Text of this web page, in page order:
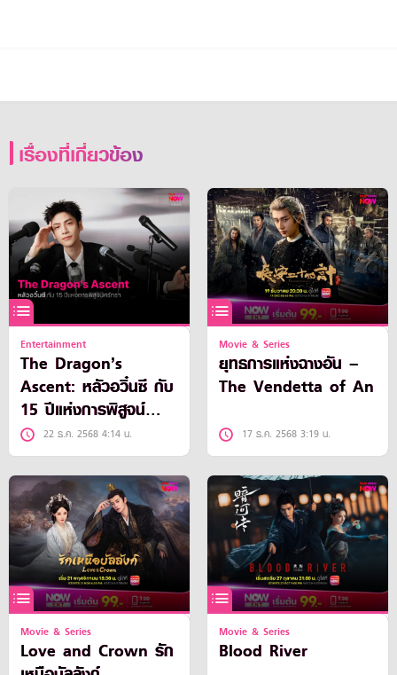
เรื่องที่เกี่ยวข้อง
Entertainment
The Dragon’s
Ascent: หลัวอวิ๋นซี กับ
15 ปีแห่งการพิสูจน์
ศรัทธา22 ธ.ค. 2568 4:14 น.
Movie & Series
ยุทธการแห่งฉางอัน –
The Vendetta of An
17 ธ.ค. 2568 3:19 น.
Movie & Series
Love and Crown รัก
Movie & Series
Blood River